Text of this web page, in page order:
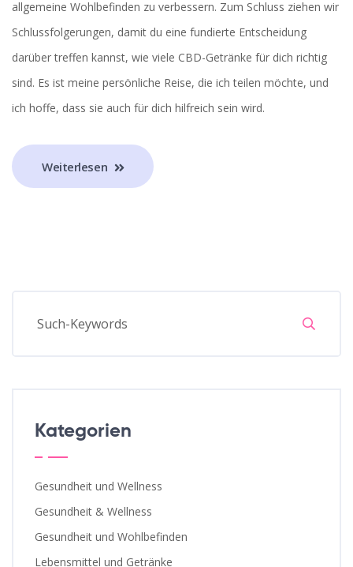
allgemeine Wohlbefinden zu verbessern. Zum Schluss ziehen wir
Schlussfolgerungen, damit du eine fundierte Entscheidung
darüber treffen kannst, wie viele CBD-Getränke für dich richtig
sind. Es ist meine persönliche Reise, die ich teilen möchte, und
ich hoffe, dass sie auch für dich hilfreich sein wird.
Weiterlesen
Kategorien
Gesundheit und Wellness
Gesundheit & Wellness
Gesundheit und Wohlbefinden
Lebensmittel und Getränke